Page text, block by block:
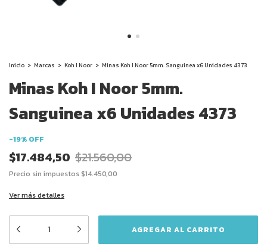
Inicio > Marcas > Koh I Noor > Minas Koh I Noor 5mm. Sanguinea x6 Unidades 4373
Minas Koh I Noor 5mm.
Sanguinea x6 Unidades 4373
-19% OFF
$17.484,50 $21.560,00
Precio sin impuestos$14.450,00
Ver más detalles